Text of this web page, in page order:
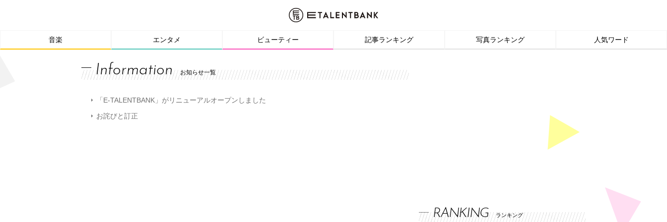
音楽 エンタメ ビューティー 記事ランキング 写真ランキング 人気ワード
Information お知らせ一覧
「E-TALENTBANK」がリニューアルオープンしました
お詫びと訂正
RANKING ランキング